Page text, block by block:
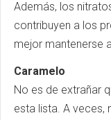
Además, los
contribuyen a los
mejor mantenerse
Caramelo
No es de extrañar
esta lista. A veces,